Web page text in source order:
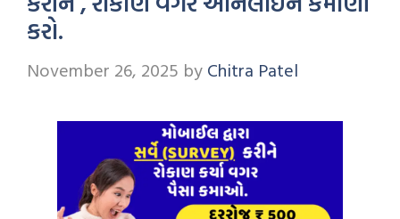
કરો.
November 26, 2025 by Chitra Patel